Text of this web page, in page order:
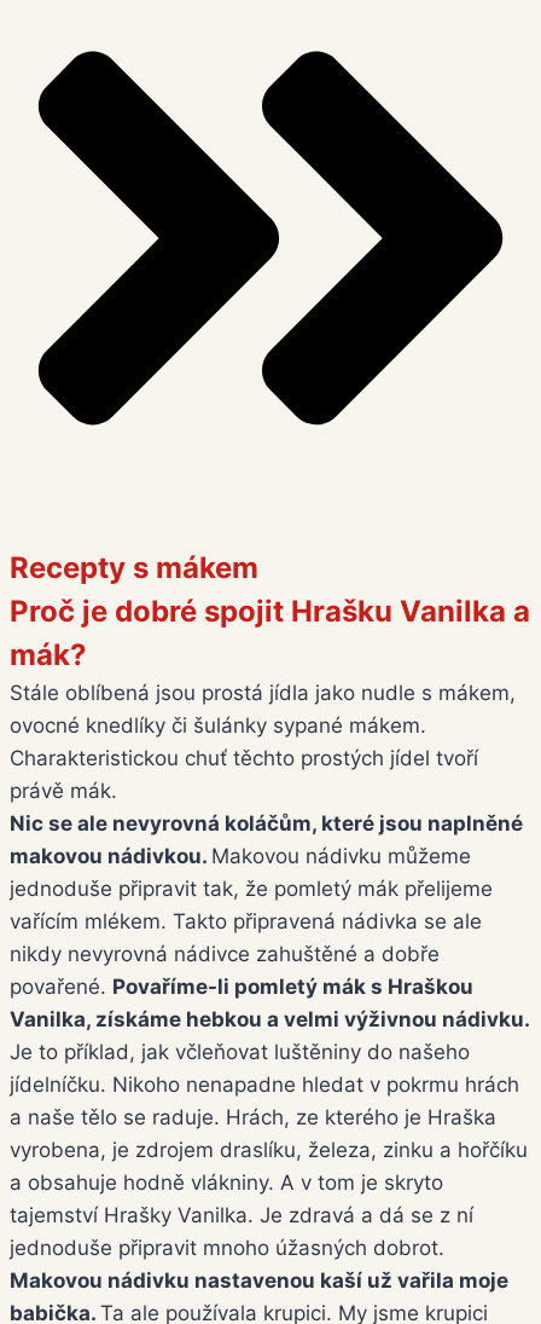
Recepty s mákem
Proč je dobré spojit Hrašku Vanilka a
mák?
Stále oblíbená jsou prostá jídla jako nudle s mákem,
ovocné knedlíky či šulánky sypané mákem.
Charakteristickou chuť těchto prostých jídel tvoří
právě mák.
Nic se ale nevyrovná koláčům, které jsou naplněné
makovou nádivkou. Makovou nádivku můžeme
jednoduše připravit tak, že pomletý mák přelijeme
vařícím mlékem. Takto připravená nádivka se ale
nikdy nevyrovná nádivce zahuštěné a dobře
povařené. Povaříme-li pomletý mák s Hraškou
Vanilka, získáme hebkou a velmi výživnou nádivku.
Je to příklad, jak včleňovat luštěniny do našeho
jídelníčku. Nikoho nenapadne hledat v pokrmu hrách
a naše tělo se raduje. Hrách, ze kterého je Hraška
vyrobena, je zdrojem draslíku, železa, zinku a hořčíku
a obsahuje hodně vlákniny. A v tom je skryto
tajemství Hrašky Vanilka. Je zdravá a dá se z ní
jednoduše připravit mnoho úžasných dobrot.
Makovou nádivku nastavenou kaší už vařila moje
babička. Ta ale používala krupici. My jsme krupici